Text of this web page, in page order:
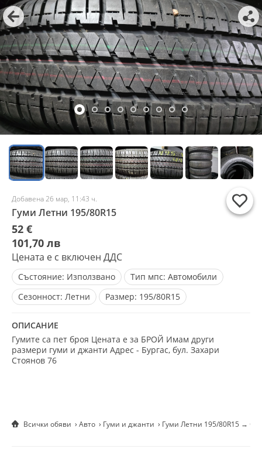
Добавена 26 мар, 11:43 ч.
Гуми Летни 195/80R15
52 €
101,70 лв
Цената е с включен ДДС
Състояние: Използвано Тип мпс: Автомобили
Сезонност: Летни Размер: 195/80R15
ОПИСАНИЕ
Гумите са пет броя Цената е за БРОЙ Имам други
размери гуми и джанти Адрес - Бургас, бул. Захари
Стоянов 76
Всички обяви Авто Гуми и джанти Гуми Летни 195/80R15 →